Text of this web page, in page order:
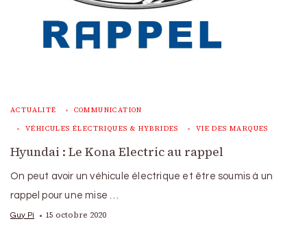
ACTUALITÉ COMMUNICATION
VÉHICULES ÉLECTRIQUES & HYBRIDES VIE DES MARQUES
Hyundai : Le Kona Electric au rappel
On peut avoir un véhicule électrique et être soumis à un
rappel pour une mise …
Guy Pi 15 octobre 2020